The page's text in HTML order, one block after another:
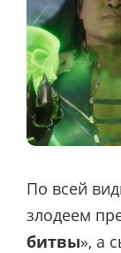
По всей
злодеем
битвы», а